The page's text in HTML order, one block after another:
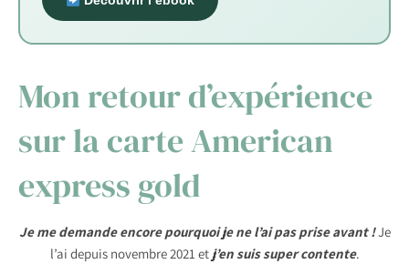
Mon retour d’expérience
sur la carte American
express gold
Je me demande encore pourquoi je ne l’ai pas prise avant !Je
l’ai depuis novembre 2021 et j’en suis super contente.